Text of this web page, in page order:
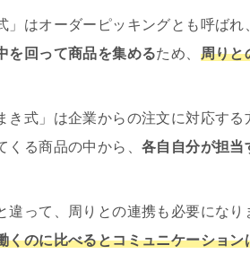
」はオーダーピッキングとも呼ば
を回って商品を集めるため、 周りと
き式」は企業からの注文に対応す
くる商品の中から、 各自自分が担当
違って、周りとの連携も必要になり
くのに比べるとコミュニケーション